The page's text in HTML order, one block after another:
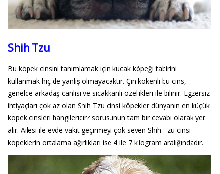
Shih Tzu
Bu köpek cinsini tanımlamak için kucak köpeği tabirini
kullanmak hiç de yanlış olmayacaktır. Çin kökenli bu cins,
genelde arkadaş canlısı ve sıcakkanlı özellikleri ile bilinir. Egzersiz
ihtiyaçları çok az olan Shih Tzu cinsi köpekler dünyanın en küçük
köpek cinsleri hangileridir? sorusunun tam bir cevabı olarak yer
alır. Ailesi ile evde vakit geçirmeyi çok seven Shih Tzu cinsi
köpeklerin ortalama ağırlıkları ise 4 ile 7 kilogram aralığındadır.